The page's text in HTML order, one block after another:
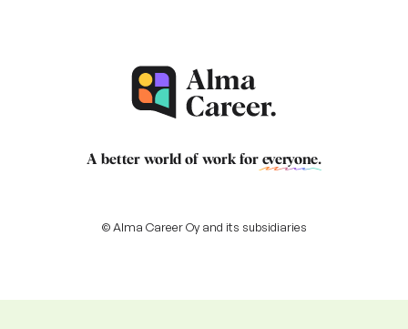
A better world of work for everyone.
© Alma Career Oy and its subsidiaries